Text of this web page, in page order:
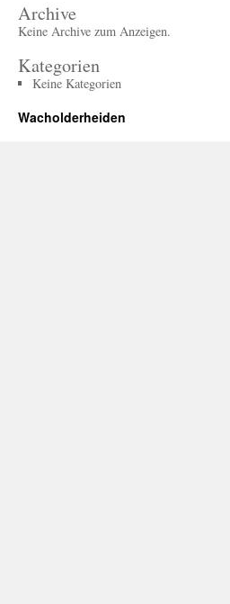
Archive
Keine Archive zum Anzeigen.
Kategorien
Keine Kategorien
Wacholderheiden